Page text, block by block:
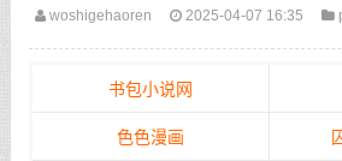
woshigehaoren 2025-04-07 16:35
书包小说网
色色漫画